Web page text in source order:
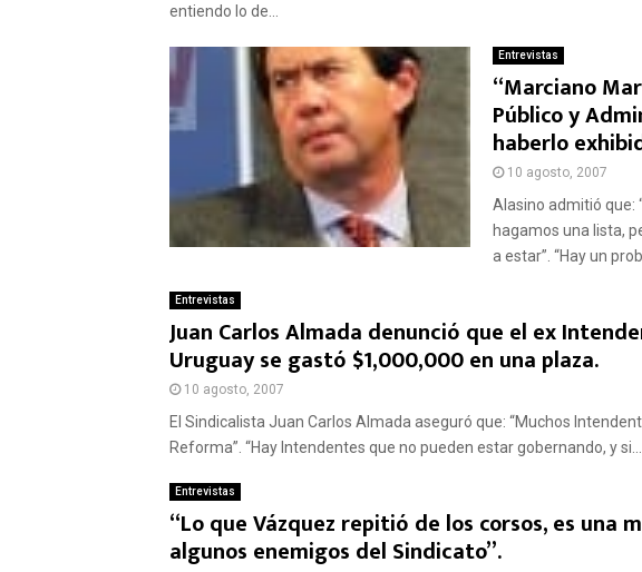
entiendo lo de...
Entrevistas
“Marciano
Público y
haberlo
10 agosto, 2007
Alasino admitió que:
hagamos una lista,
a estar”. “Hay un
Entrevistas
Juan Carlos Almada denunció que el ex
Uruguay se gastó $1,000,000 en una plaza.
10 agosto, 2007
El Sindicalista Juan Carlos Almada aseguró que: “Muchos
Reforma”. “Hay Intendentes que no pueden estar gobernando, y si...
Entrevistas
“Lo que Vázquez repitió de los corsos, es una
algunos enemigos del Sindicato”.